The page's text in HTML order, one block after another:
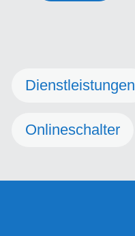
Dienstleistungen
Onlineschalter